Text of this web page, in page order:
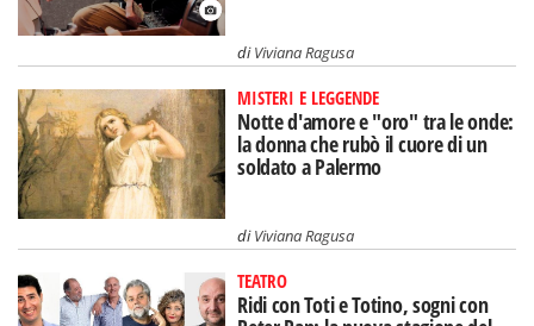
diViviana Ragusa
MISTERI E LEGGENDE
Notte d'amore e "oro" tra le onde:
la donna che rubò il cuore di un
soldato a Palermo
diViviana Ragusa
TEATRO
Ridi con Toti e Totino, sogni con